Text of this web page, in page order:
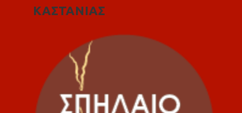
ΚΑΣΤΑΝΙΑΣ